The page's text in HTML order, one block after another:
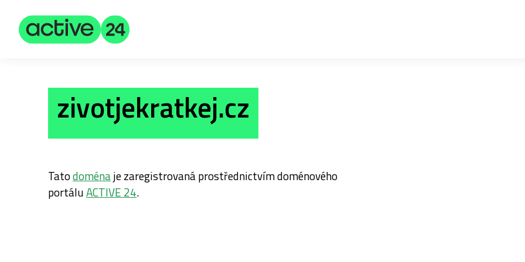
zivotjekratkej.cz
Tatodoménaje zaregistrovaná prostřednictvím doménového
portáluACTIVE 24.